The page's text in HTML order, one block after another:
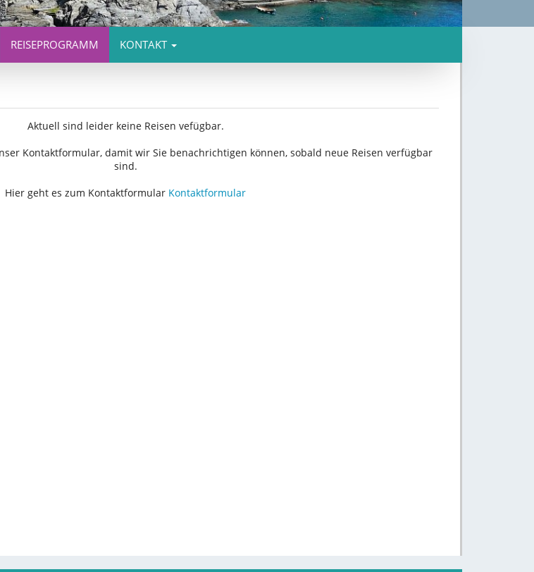
REISEPROGRAMM KONTAKT
Aktuell sind leider keine Reisen vefügbar.
Kontaktformular, damit wir Sie benachrichtigen können, sobald neue Reisen verfügbar
sind.
Hier geht es zum Kontaktformular Kontaktformular